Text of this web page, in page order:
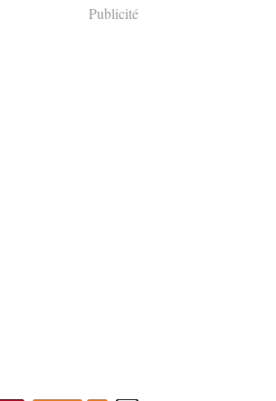
Publicité